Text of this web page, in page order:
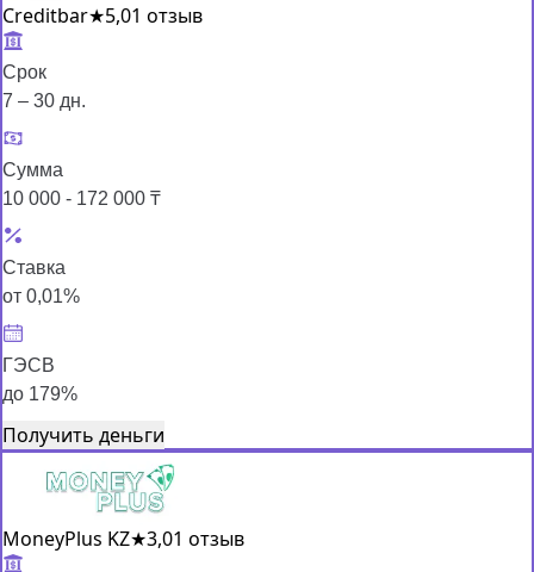
Creditbar★5,01 отзыв
Срок
7 – 30 дн.
Сумма
10 000 - 172 000 ₸
Ставка
от 0,01%
ГЭСВ
до 179%
Получить деньги
MoneyPlus KZ★3,01 отзыв